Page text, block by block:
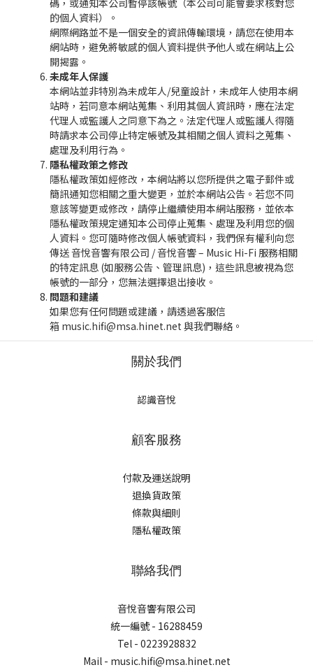
碼，或通知本公司暫停該帳號（本公司可能會要求核對您
的個人資料）。
網際網路並不是一個安全的資訊傳輸環境，請您在使用本
網站時，避免將敏感的個人資料提供予他人或在網站上公
開揭露。
未成年人保護
本網站並非特別為未成年人/兒童設計，未成年人使用本網
站時，若同意本網站蒐集、利用其個人資訊時，應在法定
代理人或監護人之同意下為之。法定代理人或監護人得隨
時請求本公司停止特定帳號及其相關之個人資料之蒐集、
處理及利用行為。
隱私權政策之修改
隱私權政策如經修改，本網站將以您所提供之電子郵件或
簡訊通知您相關之重大變更，並於本網站公告。若您不同
意該等變更或修改，請停止繼續使用本網站服務，並依本
隱私權政策規定通知本公司停止蒐集、處理及利用您的個
人資料。您可隨時修改個人帳號資料，我們保有權利向您
傳送 音悅音響有限公司 / 音悅音響 – Music Hi-Fi 服務相關
的特定訊息 (如服務公告、管理訊息)，這些訊息被視為您
帳號的一部分，您無法選擇退出接收。
問題和建議
如果您有任何問題或建議，請透過客服信
箱 music.hifi@msa.hinet.net 與我們聯絡。
關於我們
認識音悅
顧客服務
付款及運送說明
退換貨政策
條款與細則
隱私權政策
聯絡我們
音悅音響有限公司
統一編號 - 16288459
Tel - 0223928832
Mail - music.hifi@msa.hinet.net